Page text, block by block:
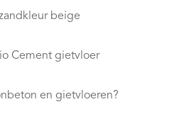
beige
Cement gietvloer
en gietvloeren?